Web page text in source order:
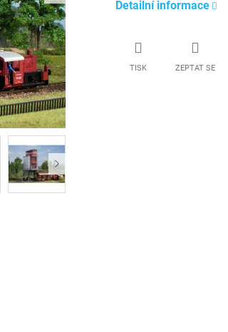
Detailní informace
TISK ZEPTAT SE